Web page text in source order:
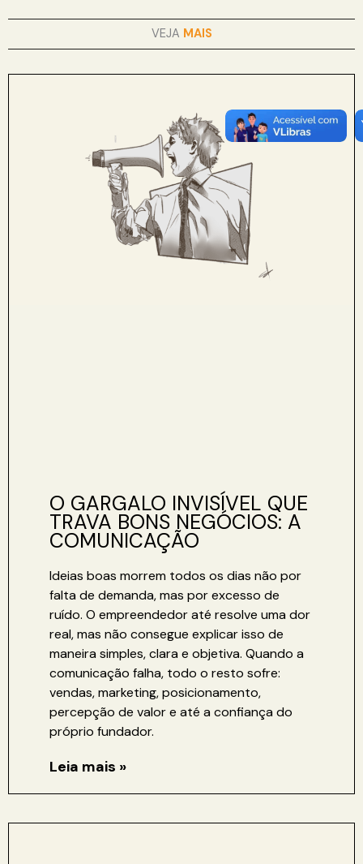
VEJA MAIS
O GARGALO INVISÍVEL QUE
TRAVA BONS NEGÓCIOS: A
COMUNICAÇÃO
Ideias boas morrem todos os dias não por
falta de demanda, mas por excesso de
ruído. O empreendedor até resolve uma dor
real, mas não consegue explicar isso de
maneira simples, clara e objetiva. Quando a
comunicação falha, todo o resto sofre:
vendas, marketing, posicionamento,
percepção de valor e até a confiança do
próprio fundador.
Leia mais »